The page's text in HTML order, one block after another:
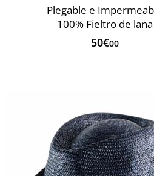
Plegable e
100% Fieltro de lana
50€00